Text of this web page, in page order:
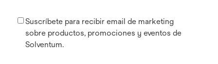
Suscríbete para recibir email de marketing
sobre productos, promociones y eventos de
Solventum.